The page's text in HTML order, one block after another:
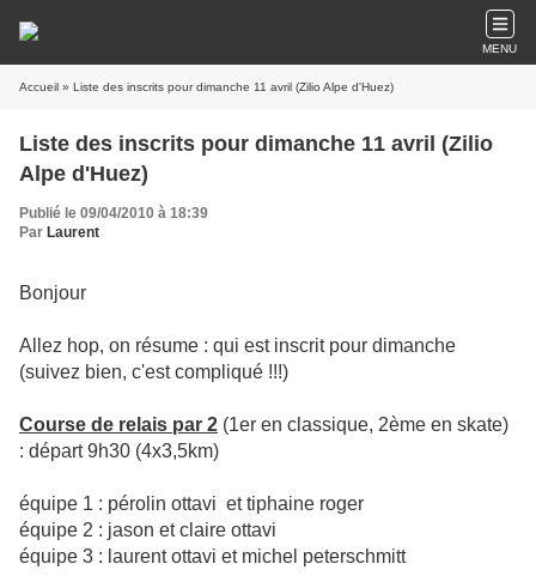
MENU
Accueil » Liste des inscrits pour dimanche 11 avril (Zilio Alpe d'Huez)
Liste des inscrits pour dimanche 11 avril (Zilio
Alpe d'Huez)
Publié le 09/04/2010 à 18:39
Par Laurent
Bonjour
Allez hop, on résume : qui est inscrit pour dimanche
(suivez bien, c'est compliqué !!!)
Course de relais par 2 (1er en classique, 2ème en skate)
: départ 9h30 (4x3,5km)
équipe 1 : pérolin ottavi et tiphaine roger
équipe 2 : jason et claire ottavi
équipe 3 : laurent ottavi et michel peterschmitt